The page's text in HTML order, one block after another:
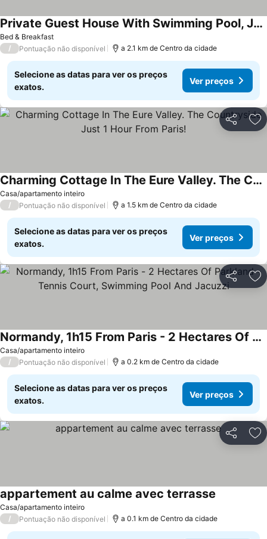
Bed & Breakfast
Private Guest House With Swimming Pool, Jacuzzi, Nordic Bath And Games!
/ Pontuação não disponível a 2.1 km de Centro da cidade
Selecione as datas para ver os preços
exatos.
Ver preços
Partilhar
Casa/apartamento inteiro
Charming Cottage In The Eure Valley. The Countryside Just 1 Hour From Paris!
/ Pontuação não disponível a 1.5 km de Centro da cidade
Selecione as datas para ver os preços
exatos.
Ver preços
Partilhar
Casa/apartamento inteiro
Normandy, 1h15 From Paris - 2 Hectares Of Parkland - Tennis Court, Swimming Pool And Jacuzzi
/ Pontuação não disponível a 0.2 km de Centro da cidade
Selecione as datas para ver os preços
exatos.
Ver preços
Partilhar
Casa/apartamento inteiro
appartement au calme avec terrasse
/ Pontuação não disponível a 0.1 km de Centro da cidade